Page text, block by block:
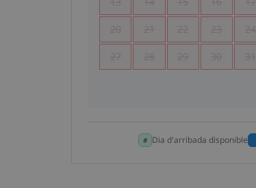
20 21 22 23 24
27 28 29 30 31
Dia d'arribada disponible